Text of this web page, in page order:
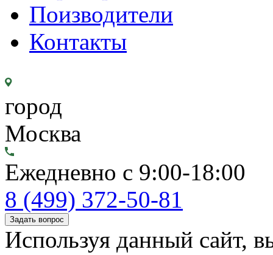
Поизводители
Контакты
город
Москва
Ежедневно с 9:00-18:00
8 (499) 372-50-81
Задать вопрос
Используя данный сайт,